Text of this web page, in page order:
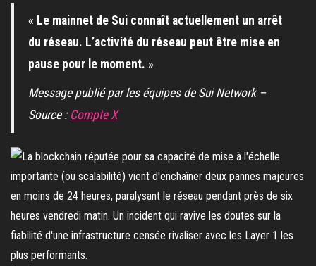
« Le mainnet de Sui connaît actuellement un arrêt
du réseau. L’activité du réseau peut être mise en
pause pour le moment. »
Message publié par les équipes de Sui Network –
Source : Compte X